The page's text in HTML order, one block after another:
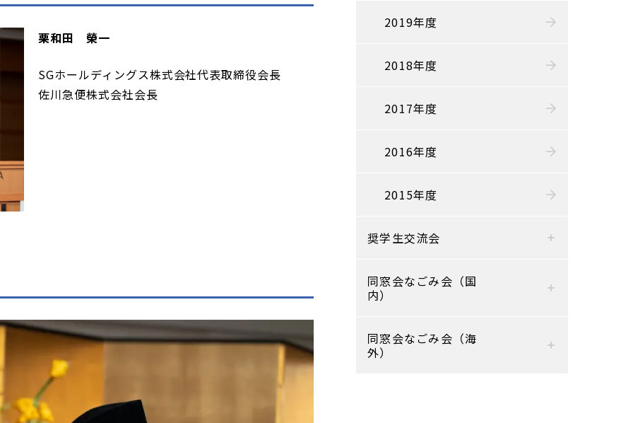
栗和田 榮一
SGホールディングス株式会社代表取締役会長
佐川急便株式会社会長
2019年度
2018年度
2017年度
2016年度
2015年度
奨学生交流会
同窓会なごみ会（国
内）
同窓会なごみ会（海
外）